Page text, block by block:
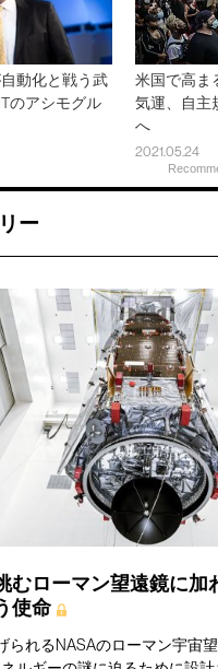
動化と戦う武
アシモグル
米国で高ま
気運、自主
へ
2021.05.24
ー
むローマン望遠鏡に加
使命
られるNASAのローマン宇宙